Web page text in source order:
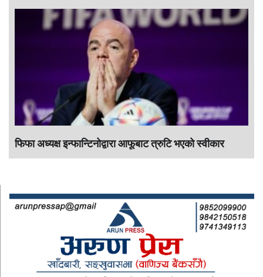
फिफा अध्यक्ष इन्फान्टिनोद्वारा आफूबाट त्रुटि भएको स्वीकार